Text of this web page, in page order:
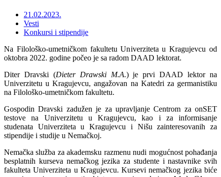
21.02.2023.
Vesti
Konkursi i stipendije
Na Filološko-umetničkom fakultetu Univerziteta u Kragujevcu od
oktobra 2022. godine počeo je sa radom DAAD lektorat.
Diter Dravski (Dieter Drawski M.A.) je prvi DAAD lektor na
Univerzitetu u Kragujevcu, angažovan na Katedri za germanistiku
na Filološko-umetničkom fakultetu.
Gospodin Dravski zadužen je za upravljanje Centrom za onSET
testove na Univerzitetu u Kragujevcu, kao i za informisanje
studenata Univerziteta u Kragujevcu i Nišu zainteresovanih za
stipendije i studije u Nemačkoj.
Nemačka služba za akademsku razmenu nudi mogućnost pohađanja
besplatnih kurseva nemačkog jezika za studente i nastavnike svih
fakulteta Univerziteta u Kragujevcu. Kursevi nemačkog jezika biće